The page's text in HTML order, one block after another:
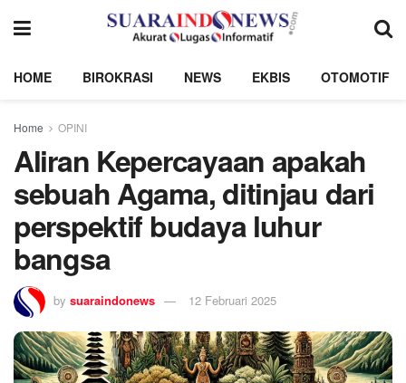
HOME BIROKRASI NEWS EKBIS OTOMOTIF
Home OPINI
Aliran Kepercayaan apakah
sebuah Agama, ditinjau dari
perspektif budaya luhur
bangsa
by suaraindonews 12 Februari 2025